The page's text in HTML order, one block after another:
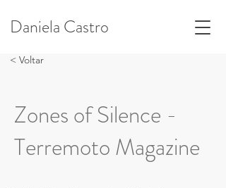
Daniela Castro
< Voltar
Zones of Silence -
Terremoto Magazine